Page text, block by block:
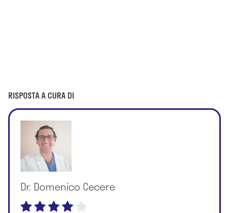
RISPOSTA A CURA DI
Dr. Domenico Cecere